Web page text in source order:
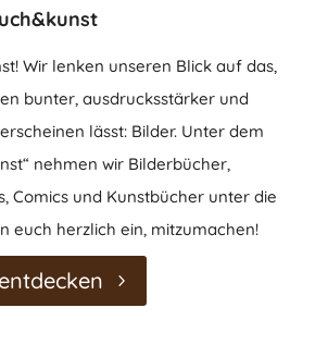
Wir lenken unseren Blick auf das,
bunter, ausdrucksstärker und
lässt: Bilder. Unter dem
nehmen wir Bilderbücher,
Comics und Kunstbücher unter die
euch herzlich ein, mitzumachen!